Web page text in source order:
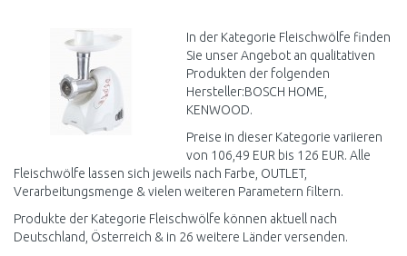
Vergleichen
In der Kategorie Fleischwölfe finden
Sie unser Angebot an qualitativen
Produkten der folgenden
Hersteller:BOSCH HOME,
KENWOOD.
Preise in dieser Kategorie variieren
von 106,49 EUR bis 126 EUR. Alle
Fleischwölfe lassen sich jeweils nach Farbe, OUTLET,
Verarbeitungsmenge & vielen weiteren Parametern filtern.
Produkte der Kategorie Fleischwölfe können aktuell nach
Deutschland, Österreich & in 26 weitere Länder versenden.